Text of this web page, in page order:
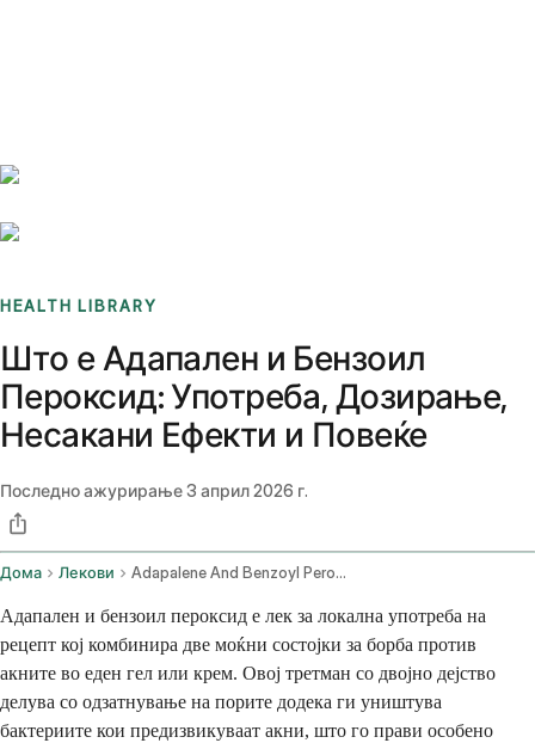
HEALTH LIBRARY
Што е Адапален и Бензоил
Пероксид: Употреба, Дозирање,
Несакани Ефекти и Повеќе
Последно ажурирање3 април 2026 г.
Дома Лекови Adapalene And Benzoyl Peroxide Topical Application Route
Адапален и бензоил пероксид е лек за локална употреба на
рецепт кој комбинира две моќни состојки за борба против
акните во еден гел или крем. Овој третман со двојно дејство
делува со одзатнување на порите додека ги уништува
бактериите кои предизвикуваат акни, што го прави особено